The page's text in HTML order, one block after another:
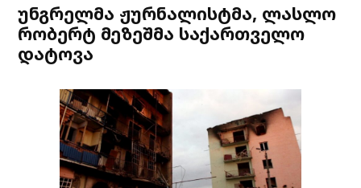
უნგრელმა ჟურნალისტმა, ლასლო
რობერტ მეზეშმა საქართველო
დატოვა